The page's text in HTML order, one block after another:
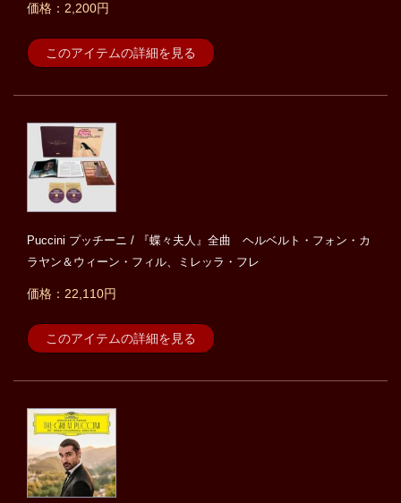
価格：2,200円
このアイテムの詳細を見る
Puccini プッチーニ / 『蝶々夫人』全曲 ヘルベルト・フォン・カ
ラヤン＆ウィーン・フィル、ミレッラ・フレ
価格：22,110円
このアイテムの詳細を見る